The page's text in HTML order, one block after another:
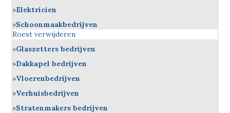
Elektricien
Schoonmaakbedrijven
Roest verwijderen
Glaszetters bedrijven
Dakkapel bedrijven
Vloerenbedrijven
Verhuisbedrijven
Stratenmakers bedrijven